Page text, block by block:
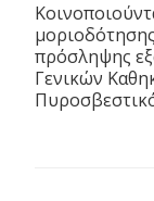
πρόσληψης
Γενικών